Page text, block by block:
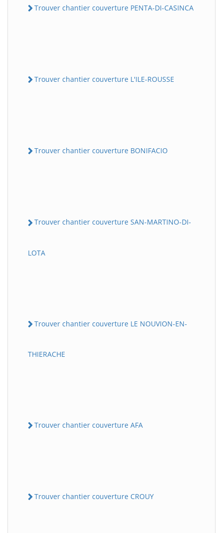
Trouver chantier couverture PENTA-DI-CASINCA
Trouver chantier couverture L'ILE-ROUSSE
Trouver chantier couverture BONIFACIO
Trouver chantier couverture SAN-MARTINO-DI-
LOTA
Trouver chantier couverture LE NOUVION-EN-
THIERACHE
Trouver chantier couverture AFA
Trouver chantier couverture CROUY